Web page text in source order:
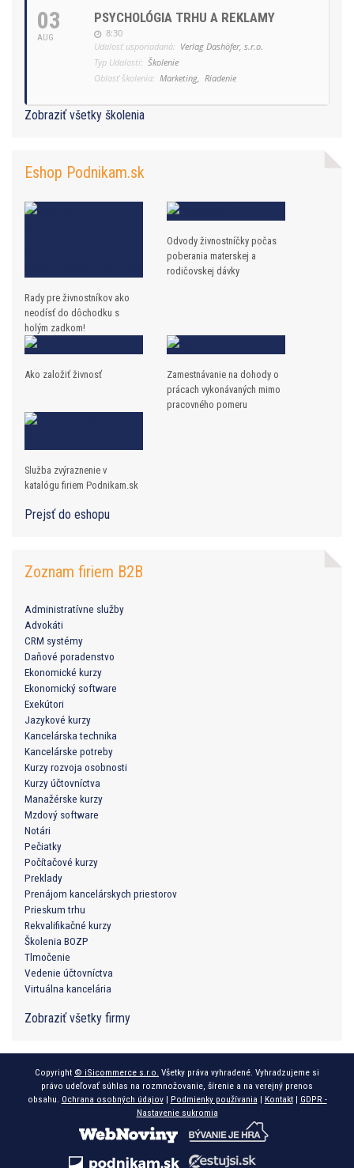
03
AUG
PSYCHOLÓGIA TRHU A REKLAMY
8:30
Udalosť usporiadaná: Verlag Dashöfer, s.r.o.
Typ Udalosti: Školenie
Oblasť školenia: Marketing, Riadenie
Zobraziť všetky školenia
Eshop Podnikam.sk
Rady pre živnostníkov ako
neodísť do dôchodku s
holým zadkom!
Odvody živnostníčky počas
poberania materskej a
rodičovskej dávky
Ako založiť živnosť
Zamestnávanie na dohody o
prácach vykonávaných mimo
pracovného pomeru
Služba zvýraznenie v
katalógu firiem Podnikam.sk
Prejsť do eshopu
Zoznam firiem B2B
Administratívne služby
Advokáti
CRM systémy
Daňové poradenstvo
Ekonomické kurzy
Ekonomický software
Exekútori
Jazykové kurzy
Kancelárska technika
Kancelárske potreby
Kurzy rozvoja osobnosti
Kurzy účtovníctva
Manažérske kurzy
Mzdový software
Notári
Pečiatky
Počítačové kurzy
Preklady
Prenájom kancelárskych priestorov
Prieskum trhu
Rekvalifikačné kurzy
Školenia BOZP
Tlmočenie
Vedenie účtovníctva
Virtuálna kancelária
Zobraziť všetky firmy
Copyright © iSicommerce s.r.o. Všetky práva vyhradené. Vyhradzujeme si
právo udeľovať súhlas na rozmnožovanie, šírenie a na verejný prenos
obsahu. Ochrana osobných údajov| Podmienky používania | Kontakt| GDPR -
Nastavenie sukromia